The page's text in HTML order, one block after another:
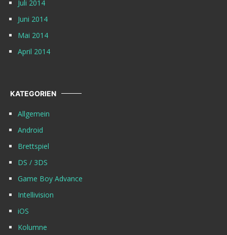
Juli 2014
Juni 2014
Mai 2014
April 2014
KATEGORIEN
Allgemein
Android
Brettspiel
DS / 3DS
Game Boy Advance
Intellivision
iOS
Kolumne